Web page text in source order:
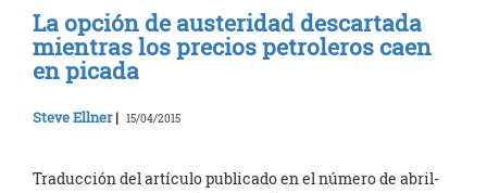
La opción de austeridad descartada
mientras los precios petroleros caen
en picada
Steve Ellner| 15/04/2015
Traducción del artículo publicado en el número de abril-